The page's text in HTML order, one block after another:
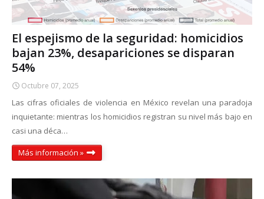
El espejismo de la seguridad: homicidios
bajan 23%, desapariciones se disparan
54%
Octubre 07, 2025
Las cifras oficiales de violencia en México revelan una paradoja
inquietante: mientras los homicidios registran su nivel más bajo en
casi una déca…
Más información »